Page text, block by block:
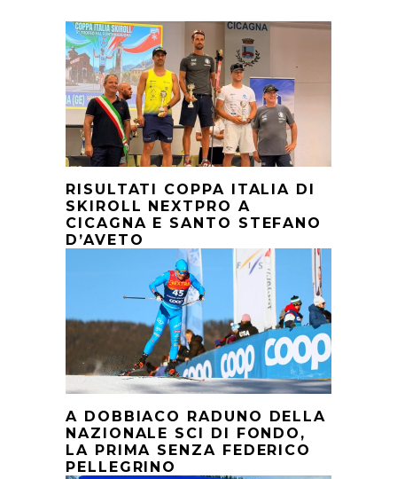
RISULTATI COPPA ITALIA DI
SKIROLL NEXTPRO A
CICAGNA E SANTO STEFANO
D’AVETO
A DOBBIACO RADUNO DELLA
NAZIONALE SCI DI FONDO,
LA PRIMA SENZA FEDERICO
PELLEGRINO